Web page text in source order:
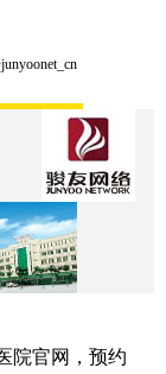
junyoonet_cn
院官网，预约